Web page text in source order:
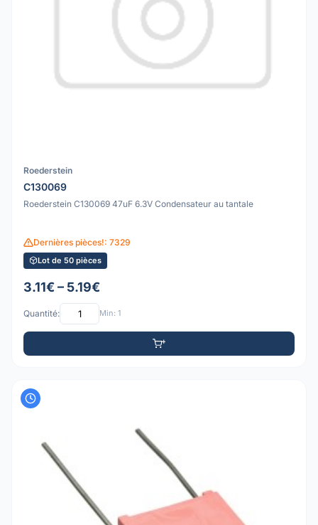
Roederstein
C130069
Roederstein C130069 47uF 6.3V Condensateur au tantale
Dernières pièces!: 7329
Lot de 50 pièces
3.11€ – 5.19€
Quantité: Min: 1